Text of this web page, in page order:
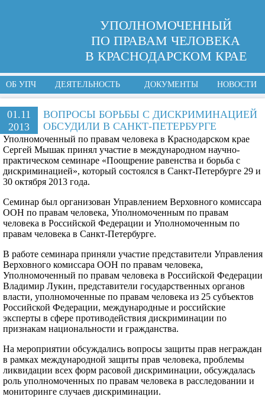
УПОЛНОМОЧЕННЫЙ
ПО ПРАВАМ ЧЕЛОВЕКА
В КРАСНОДАРСКОМ КРАЕ
ОБ УПЧ ДЕЯТЕЛЬНОСТЬ ДОКУМЕНТЫ НОВОСТИ
01.11
2013
ВОПРОСЫ БОРЬБЫ С ДИСКРИМИНАЦИЕЙ
ОБСУДИЛИ В САНКТ-ПЕТЕРБУРГЕ
Уполномоченный по правам человека в Краснодарском крае
Сергей Мышак принял участие в международном научно-
практическом семинаре «Поощрение равенства и борьба с
дискриминацией», который состоялся в Санкт-Петербурге 29 и
30 октября 2013 года.
Семинар был организован Управлением Верховного комиссара
ООН по правам человека, Уполномоченным по правам
человека в Российской Федерации и Уполномоченным по
правам человека в Санкт-Петербурге.
В работе семинара приняли участие представители Управления
Верховного комиссара ООН по правам человека,
Уполномоченный по правам человека в Российской Федерации
Владимир Лукин, представители государственных органов
власти, уполномоченные по правам человека из 25 субъектов
Российской Федерации, международные и российские
эксперты в сфере противодействия дискриминации по
признакам национальности и гражданства.
На мероприятии обсуждались вопросы защиты прав неграждан
в рамках международной защиты прав человека, проблемы
ликвидации всех форм расовой дискриминации, обсуждалась
роль уполномоченных по правам человека в расследовании и
мониторинге случаев дискриминации.